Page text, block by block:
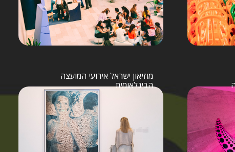
מוזיאון ישראל אירועי המועצה
הבינלאומית